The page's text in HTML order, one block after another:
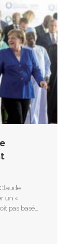
un «
pas basé…